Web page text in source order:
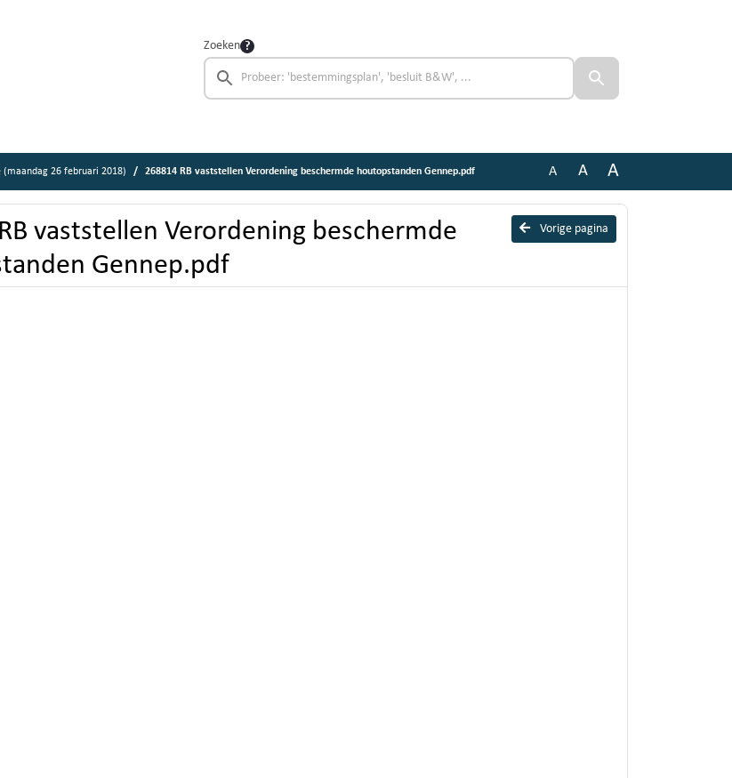
Zoeken
26 februari 2018) 268814 RB vaststellen Verordening beschermde houtopstanden Gennep.pdf A A A
Vorige pagina
vaststellen Verordening beschermde
Gennep.pdf